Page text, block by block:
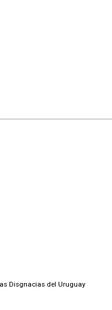
Disgnacias del Uruguay